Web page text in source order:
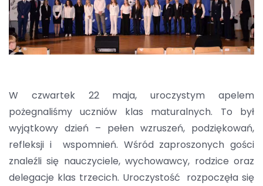
W czwartek 22 maja, uroczystym apelem
pożegnaliśmy uczniów klas maturalnych. To był
wyjątkowy dzień – pełen wzruszeń, podziękowań,
refleksji i wspomnień. Wśród zaproszonych gości
znaleźli się nauczyciele, wychowawcy, rodzice oraz
delegacje klas trzecich. Uroczystość rozpoczęła się